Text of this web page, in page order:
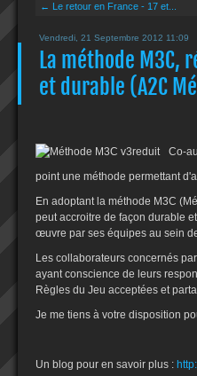
← Le retour en France - 17 et...
Vendredi, 21 Septembre 2012 11:09
La méthode
et durable (A2C
Co-
point une méthode permettant
En adoptant la méthode M3C
peut accroitre de façon durable
œuvre par ses équipes au sein
Les collaborateurs concernés
ayant conscience de leurs
Règles du Jeu acceptées et
Je me tiens à votre disposition
Un blog pour en savoir plus :